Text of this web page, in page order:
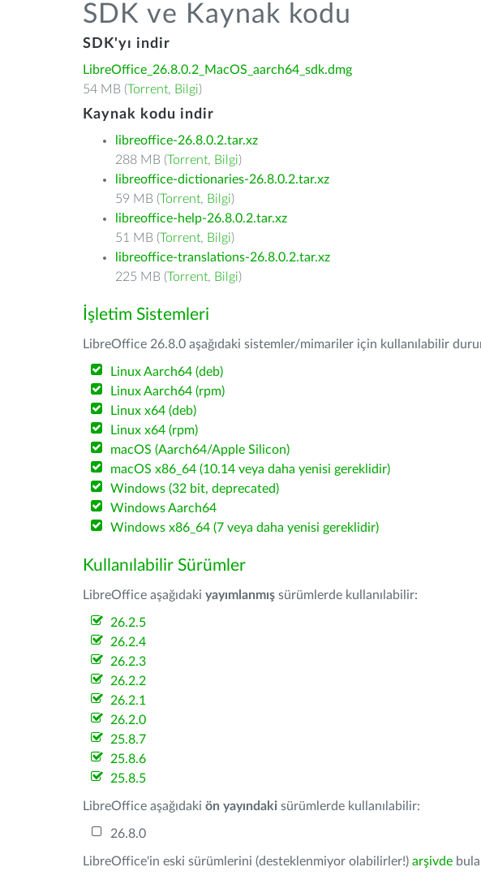
SDK ve Kaynak kodu
SDK'yı indir
LibreOffice_26.8.0.2_MacOS_aarch64_sdk.dmg
54 MB (Torrent, Bilgi)
Kaynak kodu indir
libreoffice-26.8.0.2.tar.xz
288 MB (Torrent, Bilgi)
libreoffice-dictionaries-26.8.0.2.tar.xz
59 MB (Torrent, Bilgi)
libreoffice-help-26.8.0.2.tar.xz
51 MB (Torrent, Bilgi)
libreoffice-translations-26.8.0.2.tar.xz
225 MB (Torrent, Bilgi)
İşletim Sistemleri
LibreOffice 26.8.0 aşağıdaki sistemler/mimariler için kullanılabilir
Linux Aarch64 (deb)
Linux Aarch64 (rpm)
Linux x64 (deb)
Linux x64 (rpm)
macOS (Aarch64/Apple Silicon)
macOS x86_64 (10.14 veya daha yenisi gereklidir)
Windows (32 bit, deprecated)
Windows Aarch64
Windows x86_64 (7 veya daha yenisi gereklidir)
Kullanılabilir Sürümler
LibreOffice aşağıdaki yayımlanmış sürümlerde kullanılabilir:
26.2.5
26.2.4
26.2.3
26.2.2
26.2.1
26.2.0
25.8.7
25.8.6
25.8.5
LibreOffice aşağıdaki ön yayındaki sürümlerde kullanılabilir:
26.8.0
LibreOffice'in eski sürümlerini (desteklenmiyor olabilirler!) arşivde